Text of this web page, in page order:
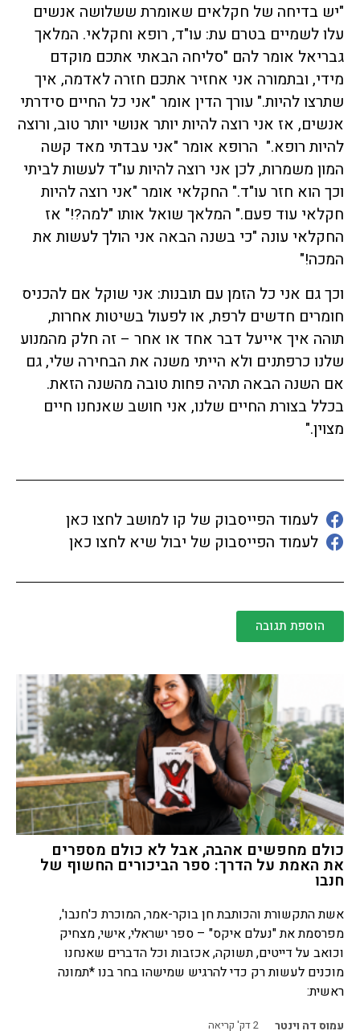
"יש בדיחה של חקלאים שאומרת ששלושה אנשים
עלו לשמיים בטרם עת: עו"ד, רופא וחקלאי. המלאך
גבריאל אומר להם "סליחה הבאתי אתכם מוקדם
מידי, ובתמורה אני אחזיר אתכם חזרה לאדמה, איך
שתרצו להיות." עורך הדין אומר "אני כל החיים סידרתי
אנשים, אז אני רוצה להיות יותר אנושי יותר טוב, ורוצה
להיות רופא." הרופא אומר "אני עבדתי מאד קשה
המון משמרות, לכן אני רוצה להיות עו"ד לעשות לביתי
וכך הוא חזר עו"ד." החקלאי אומר "אני רוצה להיות
חקלאי עוד פעם." המלאך שואל אותו "למה?!" אז
החקלאי עונה "כי בשנה הבאה אני הולך לעשות את
המכה!"
וכך גם אני כל הזמן עם תובנות: אני שוקל אם להכניס
חומרים חדשים לרפת, או לפעול בשיטות אחרות,
תוהה איך אייעל דבר אחד או אחר – זה חלק מהמנוע
שלנו כרפתנים ולא הייתי משנה את הבחירה שלי, גם
אם השנה הבאה תהיה פחות טובה מהשנה הזאת.
בכלל בצורת החיים שלנו, אני חושב שאנחנו חיים
מצוין."
לעמוד הפייסבוק של קו למושב לחצו כאן
לעמוד הפייסבוק של יבול שיא לחצו כאן
הוספת תגובה
כולם מחפשים אהבה, אבל לא כולם מספרים
את האמת על הדרך: ספר הביכורים החשוף של
חנבו
אשת התקשורת והכותבת חן בוקר-אמר, המוכרת כ'חנבו',
מפרסמת את "נעלם איקס" – ספר ישראלי, אישי, מצחיק
וכואב על דייטים, תשוקה, אכזבות וכל הדברים שאנחנו
מוכנים לעשות רק כדי להרגיש שמישהו בחר בנו *תמונה
ראשית:
עמוס דה וינטר 2דק' קריאה